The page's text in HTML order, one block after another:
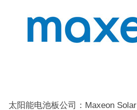
太阳能电池板公司：Maxeon Solar